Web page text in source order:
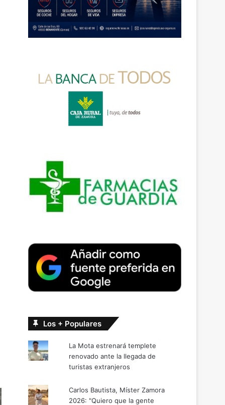
Los + Populares
La Mota estrenará templete
renovado ante la llegada de
turistas extranjeros
Carlos Bautista, Míster Zamora
2026: "Quiero que la gente